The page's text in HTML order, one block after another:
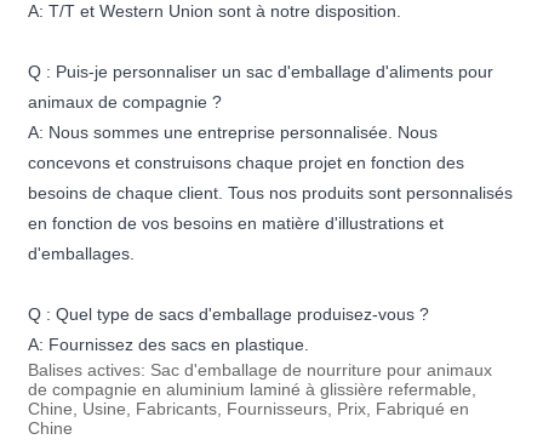
A: T/T et Western Union sont à notre disposition.
Q : Puis-je personnaliser un sac d'emballage d'aliments pour
animaux de compagnie ?
A: Nous sommes une entreprise personnalisée. Nous
concevons et construisons chaque projet en fonction des
besoins de chaque client. Tous nos produits sont personnalisés
en fonction de vos besoins en matière d'illustrations et
d'emballages.
Q : Quel type de sacs d'emballage produisez-vous ?
A: Fournissez des sacs en plastique.
Balises actives: Sac d'emballage de nourriture pour animaux
de compagnie en aluminium laminé à glissière refermable,
Chine, Usine, Fabricants, Fournisseurs, Prix, Fabriqué en
Chine